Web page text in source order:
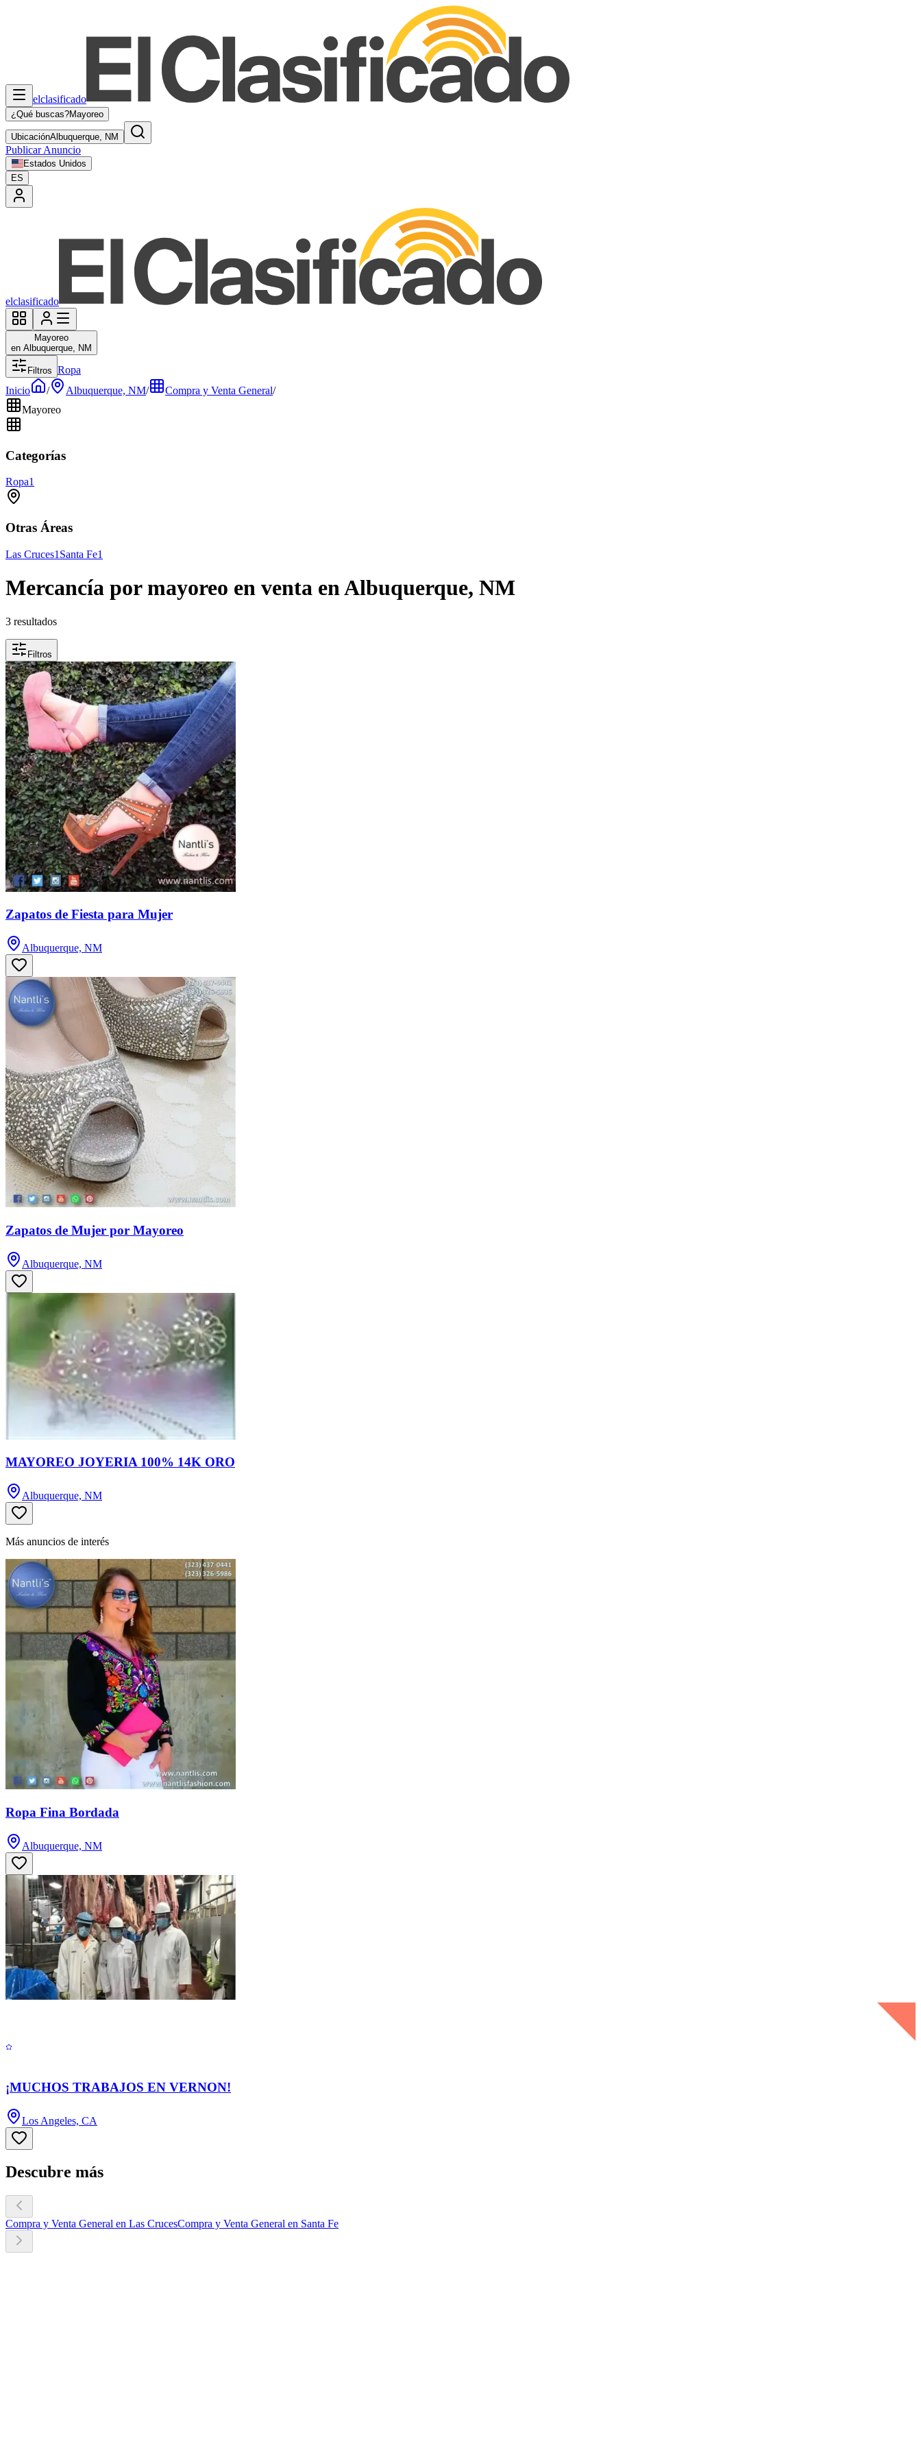
elclasificado
¿Qué buscas?Mayoreo
UbicaciónAlbuquerque, NM
Publicar Anuncio
Estados Unidos
ES
elclasificado
Mayoreo
en Albuquerque, NM
Filtros Ropa
Inicio
/ Albuquerque, NM/ Compra y Venta General/
Mayoreo
Categorías
Ropa1
Otras Áreas
Las Cruces1 Santa Fe1
Mercancía por mayoreo en venta en Albuquerque, NM
3 resultados
Filtros
Zapatos de Fiesta para Mujer
Albuquerque, NM
Zapatos de Mujer por Mayoreo
Albuquerque, NM
MAYOREO JOYERIA 100% 14K ORO
Albuquerque, NM
Más anuncios de interés
Ropa Fina Bordada
Albuquerque, NM
¡MUCHOS TRABAJOS EN VERNON!
Los Angeles, CA
Descubre más
Compra y Venta General en Las CrucesCompra y Venta General en Santa Fe